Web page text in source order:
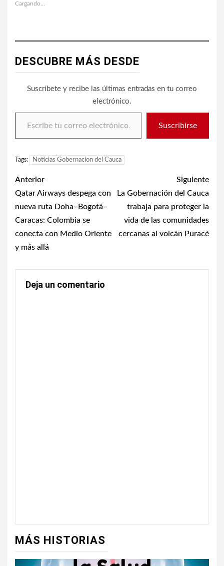
Cargando...
DESCUBRE MÁS DESDE
Suscríbete y recibe las últimas entradas en tu correo
electrónico.
Escribe tu correo electrónico…
Suscribirse
Tags: Noticias Gobernacion del Cauca
Post
navigation
Anterior
Qatar Airways despega con
nueva ruta Doha–Bogotá–
Caracas: Colombia se
conecta con Medio Oriente
y más allá
Siguiente
La Gobernación del Cauca
trabaja para proteger la
vida de las comunidades
cercanas al volcán Puracé
Deja un comentario
MÁS HISTORIAS